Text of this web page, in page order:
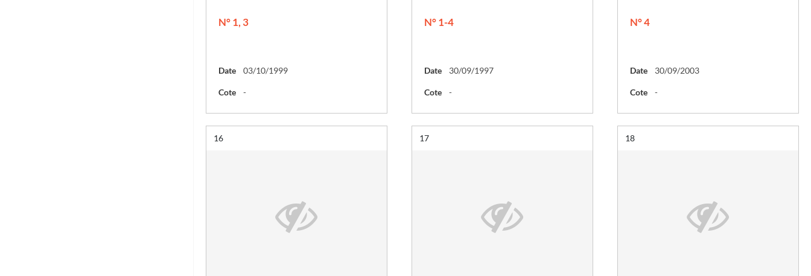
N° 1, 3
Date 03/10/1999
Cote -
N° 1-4
Date 30/09/1997
Cote -
N° 4
Date 30/09/2003
Cote -
Résultat n°
16 Résultat n°
17 Résultat n°
18